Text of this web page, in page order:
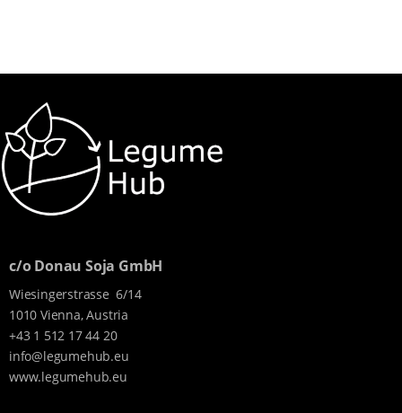
c/o Donau Soja GmbH
Wiesingerstrasse 6/14
1010 Vienna, Austria
+43 1 512 17 44 20
info@legumehub.eu
www.legumehub.eu